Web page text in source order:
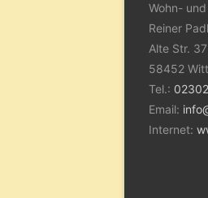
Wohn-
Reiner
Alte Str.
58452
Tel.:
Email:
Internet: